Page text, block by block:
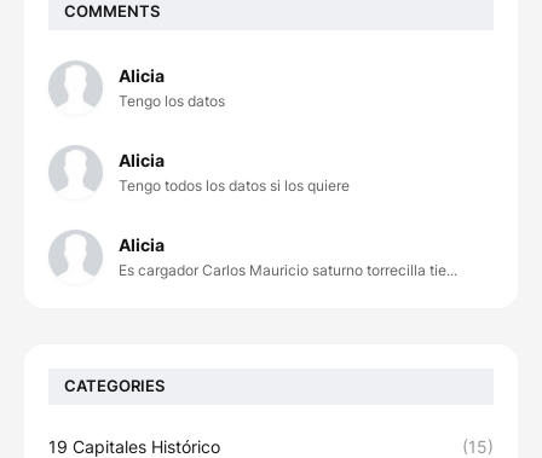
COMMENTS
Alicia
Tengo los datos
Alicia
Tengo todos los datos si los quiere
Alicia
Es cargador Carlos Mauricio saturno torrecilla tie...
CATEGORIES
19 Capitales Histórico (15)